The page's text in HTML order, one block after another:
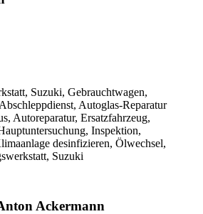
Suzuki, Gebrauchtwagen,
Autoglas-Reparatur
Autoreparatur, Ersatzfahrzeug,
Inspektion,
desinfizieren, Ölwechsel,
Suzuki
Ackermann